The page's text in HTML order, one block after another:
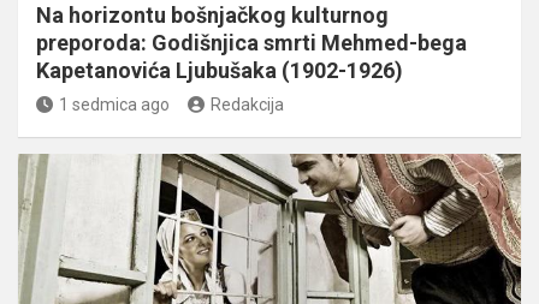
Na horizontu bošnjačkog kulturnog
preporoda: Godišnjica smrti Mehmed-bega
Kapetanovića Ljubušaka (1902-1926)
1 sedmica ago Redakcija